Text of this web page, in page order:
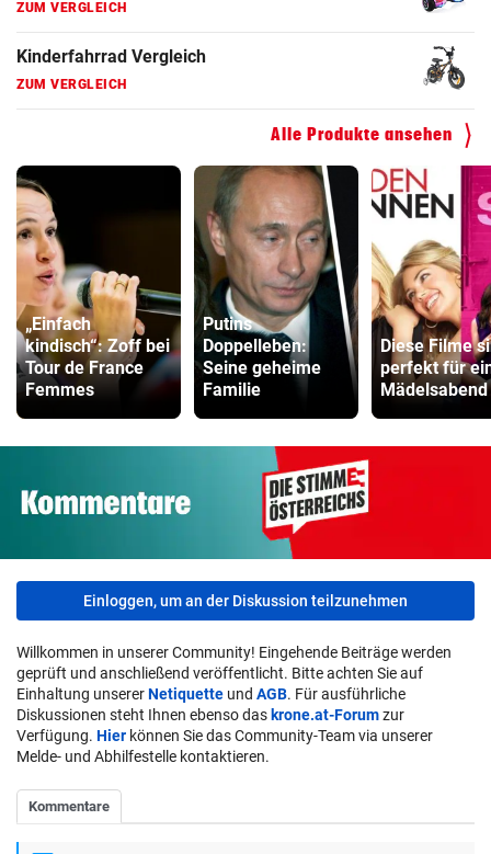
ZUM VERGLEICH
Kinderfahrrad Vergleich
ZUM VERGLEICH
Alle Produkte ansehen
„Einfach
kindisch“: Zoff bei
Tour de France
Femmes
Putins
Doppelleben:
Seine geheime
Familie
Diese Filme
perfekt für
Mädelsabend
Einloggen, um an der Diskussion teilzunehmen
Willkommen in unserer Community! Eingehende Beiträge werden
geprüft und anschließend veröffentlicht. Bitte achten Sie auf
Einhaltung unsererNetiquette und AGB. Für ausführliche
Diskussionen steht Ihnen ebenso das krone.at-Forumzur
Verfügung. Hier können Sie das Community-Team via unserer
Melde- und Abhilfestelle kontaktieren.